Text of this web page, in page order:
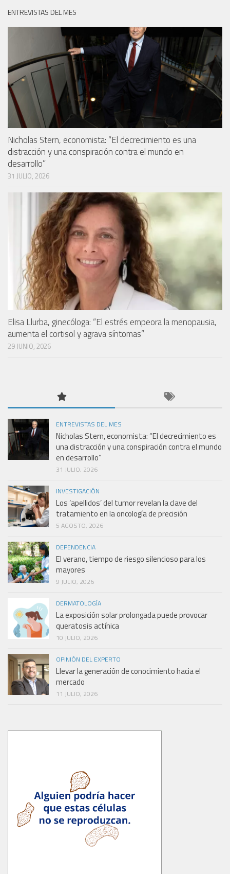
ENTREVISTAS DEL MES
Nicholas Stern, economista: “El decrecimiento es una
distracción y una conspiración contra el mundo en
desarrollo”
31 JULIO, 2026
Elisa Llurba, ginecóloga: “El estrés empeora la menopausia,
aumenta el cortisol y agrava síntomas”
29 JUNIO, 2026
ENTREVISTAS DEL MES
Nicholas Stern, economista: “El decrecimiento es
una distracción y una conspiración contra el mundo
en desarrollo”
31 JULIO, 2026
INVESTIGACIÓN
Los ‘apellidos’ del tumor revelan la clave del
tratamiento en la oncología de precisión
5 AGOSTO, 2026
DEPENDENCIA
El verano, tiempo de riesgo silencioso para los
mayores
9 JULIO, 2026
DERMATOLOGÍA
La exposición solar prolongada puede provocar
queratosis actínica
10 JULIO, 2026
OPINIÓN DEL EXPERTO
Llevar la generación de conocimiento hacia el
mercado
11 JULIO, 2026